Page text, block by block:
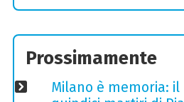
Prossimamente
Milano è memoria: il